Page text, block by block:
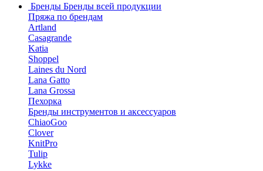
Бренды Бренды всей продукции
Пряжа по брендам
Artland
Casagrande
Katia
Shoppel
Laines du Nord
Lana Gatto
Lana Grossa
Пехорка
Бренды инструментов и аксессуаров
ChiaoGoo
Clover
KnitPro
Tulip
Lykke